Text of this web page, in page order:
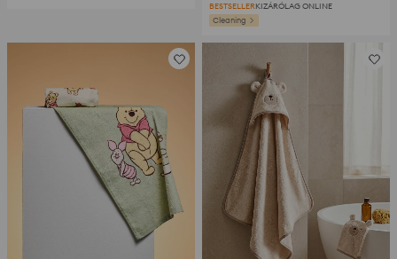
BESTSELLERKIZÁRÓLAG ONLINE
Cleaning